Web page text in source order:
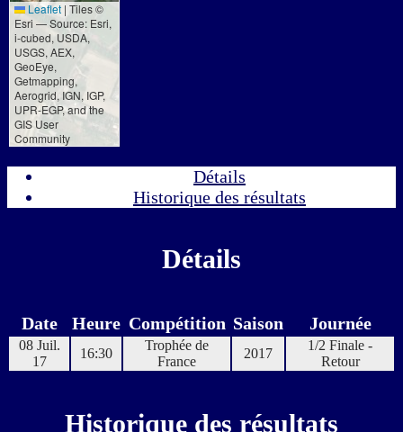
Leaflet | Tiles ©
Esri — Source: Esri,
i-cubed, USDA,
USGS, AEX,
GeoEye,
Getmapping,
Aerogrid, IGN, IGP,
UPR-EGP, and the
GIS User
Community
Détails
Historique des résultats
Détails
Date Heure Compétition Saison Journée
08 Juil.
17
16:30
Trophée de
France
2017
1/2 Finale -
Retour
Historique des résultats